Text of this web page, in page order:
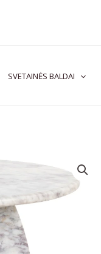
SVETAINĖS BALDAI